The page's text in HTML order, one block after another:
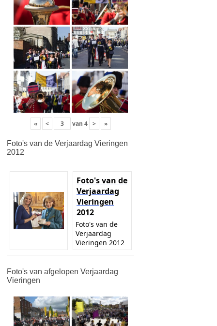
« < van 4 > »
Foto's van de Verjaardag Vieringen
2012
Foto's van de
Verjaardag
Vieringen
2012
Foto's van de
Verjaardag
Vieringen 2012
Foto's van afgelopen Verjaardag
Vieringen